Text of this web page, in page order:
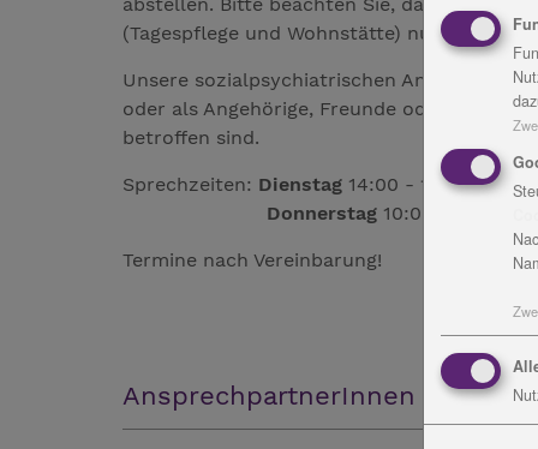
(Tagespflege und Wohnstätte) nur bedingt
Unsere sozialpsychiatrischen Angebote
oder als Angehörige, Freunde oder
betroffen sind.
Sprechzeiten: Dienstag 14:00 - 16:00 Uhr
Donnerstag 10:00 - 12:00 Uhr
Termine nach Vereinbarung!
AnsprechpartnerInnen